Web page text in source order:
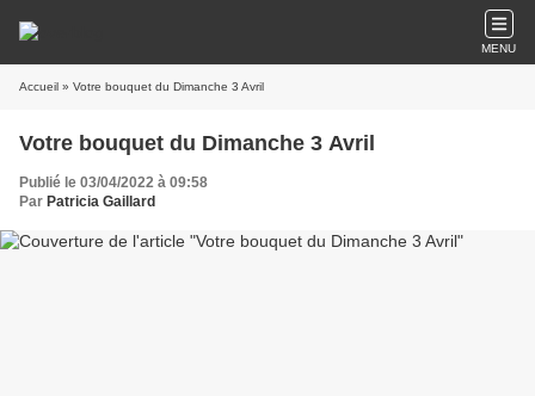
MENU
Accueil » Votre bouquet du Dimanche 3 Avril
Votre bouquet du Dimanche 3 Avril
Publié le 03/04/2022 à 09:58
Par Patricia Gaillard